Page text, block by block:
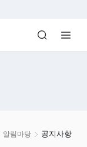
Media
알림마당 공지사항